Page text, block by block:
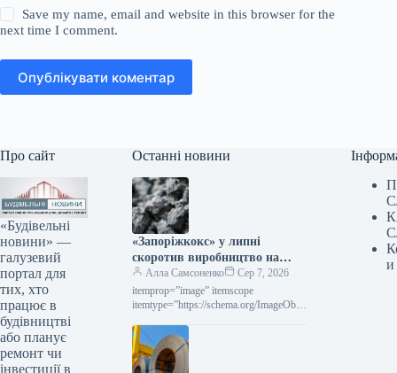
Save my name, email and website in this browser for the
next time I comment.
Опублікувати коментар
Про сайт
«Будівельні
новини» —
галузевий
портал для
тих, хто
працює в
будівництві
або планує
ремонт чи
інвестиції в
Останні новини
«Запоріжкокс» у липні
скоротив виробництво на
15,3% порівняно з попереднім
місяцем.
Алла Самсоненко
Сер 7, 2026
itemprop=”image” itemscope
itemtype=”https://schema.org/ImageObje
Новини Компанії виробництво коксу
Роздрукувати 130 07 Серпня 2026
«Запоріжкокс» у липні скоротив
и